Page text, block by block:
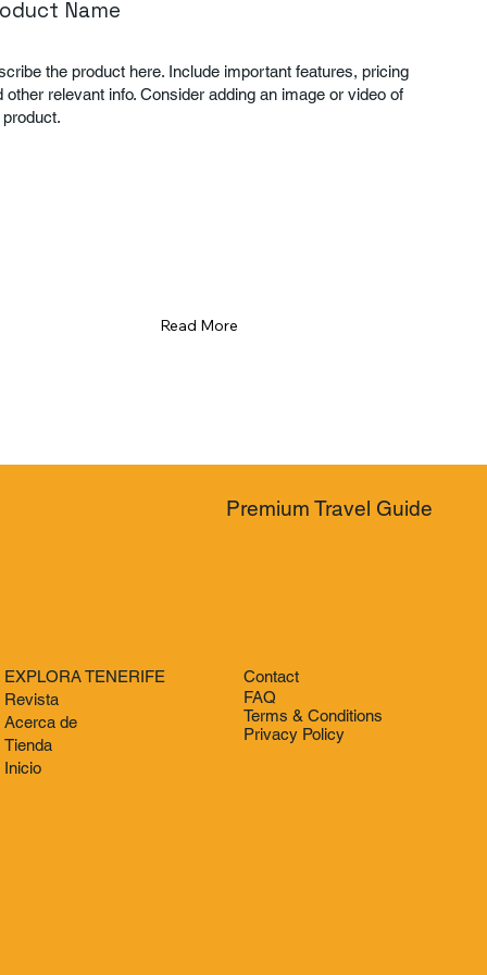
Name
the product here. Include important features, pricing
other relevant info. Consider adding an image or video of
product.
Read More
Premium Travel Guide
EXPLORA TENERIFE
Revista
Acerca de
Tienda
Inicio
Contact
FAQ
Terms & Conditions
Privacy Policy